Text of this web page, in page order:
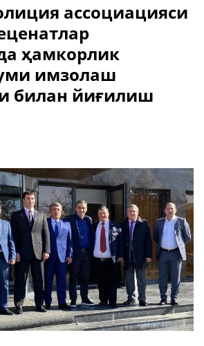
ассоциацияси
ҳамкорлик
имзолаш
билан йиғилиш